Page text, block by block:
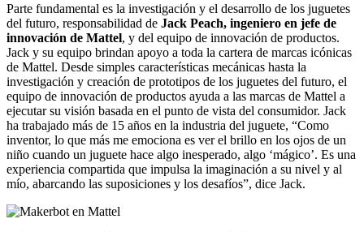
Parte fundamental es la investigación y el desarrollo de los juguetes
del futuro, responsabilidad de Jack Peach, ingeniero en jefe de
innovación de Mattel, y del equipo de innovación de productos.
Jack y su equipo brindan apoyo a toda la cartera de marcas icónicas
de Mattel. Desde simples características mecánicas hasta la
investigación y creación de prototipos de los juguetes del futuro, el
equipo de innovación de productos ayuda a las marcas de Mattel a
ejecutar su visión basada en el punto de vista del consumidor. Jack
ha trabajado más de 15 años en la industria del juguete, “Como
inventor, lo que más me emociona es ver el brillo en los ojos de un
niño cuando un juguete hace algo inesperado, algo ‘mágico’. Es una
experiencia compartida que impulsa la imaginación a su nivel y al
mío, abarcando las suposiciones y los desafíos”, dice Jack.